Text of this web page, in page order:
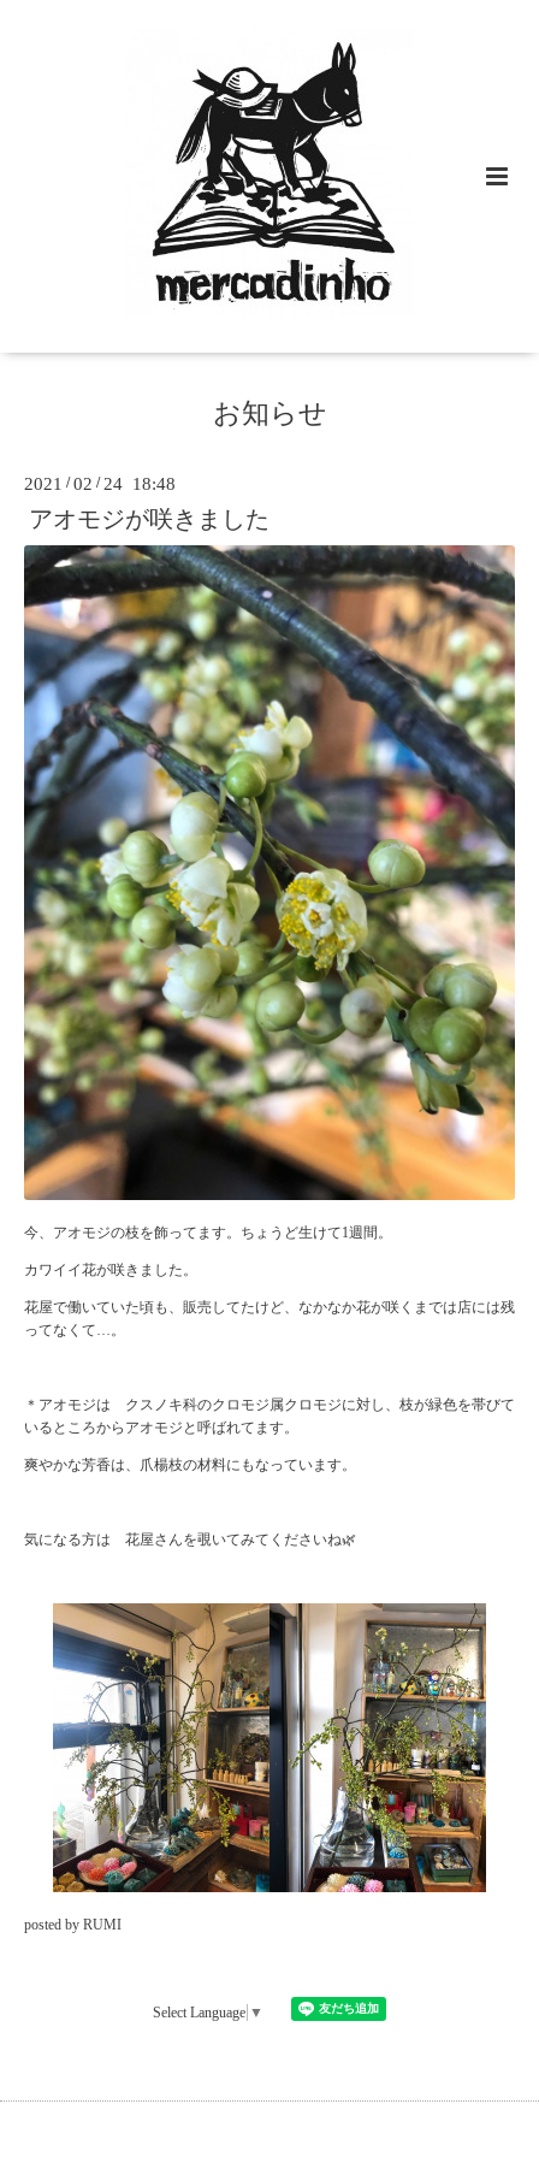
お知らせ
2021 /02 / 24 18:48
アオモジが咲きました
今、アオモジの枝を飾ってます。ちょうど生けて1週間。
カワイイ花が咲きました。
花屋で働いていた頃も、販売してたけど、なかなか花が咲くまでは店には残
ってなくて…。
＊アオモジは クスノキ科のクロモジ属クロモジに対し、枝が緑色を帯びて
いるところからアオモジと呼ばれてます。
爽やかな芳香は、爪楊枝の材料にもなっています。
気になる方は 花屋さんを覗いてみてくださいね🌿
posted by RUMI
Select Language ▼